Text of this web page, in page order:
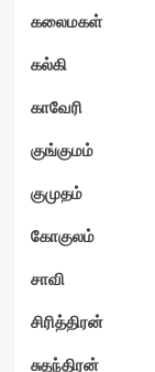
கலைமகள்
கல்கி
காவேரி
குங்குமம்
குமுதம்
கோகுலம்
சாவி
சிரித்திரன்
சுதந்திரன்